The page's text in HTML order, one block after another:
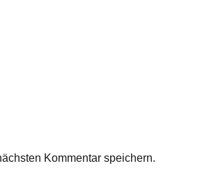
Kommentar speichern.